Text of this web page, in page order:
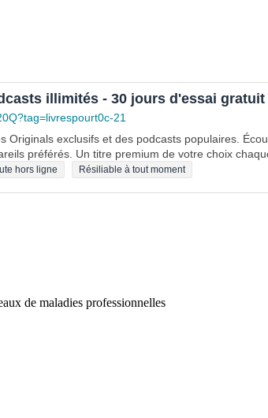
illimités - 30 jours d'essai gratuit
21
Originals exclusifs et des podcasts populaires.
préférés. Un titre premium de votre choix
hors ligne Résiliable à tout moment
de maladies professionnelles